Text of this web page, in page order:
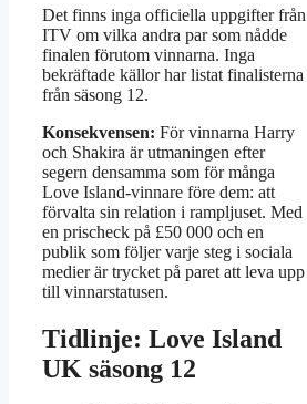
Det finns inga officiella uppgifter från
ITV om vilka andra par som nådde
finalen förutom vinnarna. Inga
bekräftade källor har listat finalisterna
från säsong 12.
Konsekvensen: För vinnarna Harry
och Shakira är utmaningen efter
segern densamma som för många
Love Island-vinnare före dem: att
förvalta sin relation i rampljuset. Med
en prischeck på £50 000 och en
publik som följer varje steg i sociala
medier är trycket på paret att leva upp
till vinnarstatusen.
Tidlinje: Love Island
UK säsong 12